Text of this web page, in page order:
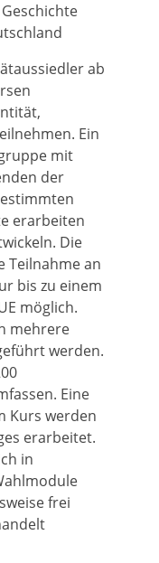
ab
Ein
mit
der
erarbeiten
Die
Teilnahme an
bis zu einem
möglich.
mehrere
werden.
Eine
Kurs werden
erarbeitet.
in
frei